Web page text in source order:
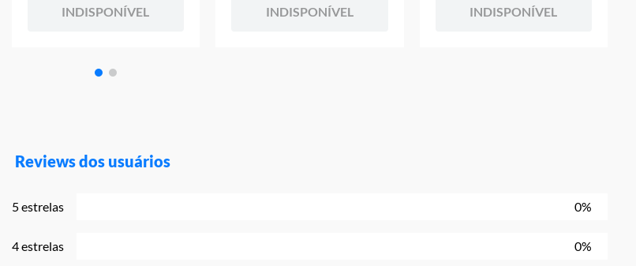
INDISPONÍVEL INDISPONÍVEL INDISPONÍVEL
Reviews dos usuários
5 estrelas 0%
4 estrelas 0%